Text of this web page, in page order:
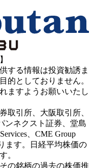
する情報は投資勧誘ま
的としておりません。
ますようお願いいたし
取引所、大阪取引所、
ンネクスト証券、堂島
、CME Group
ます。日経平均株価の
。
の銘柄の過去の株価推